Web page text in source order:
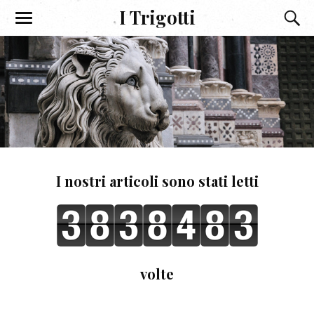
I Trigotti
I nostri articoli sono stati letti
volte